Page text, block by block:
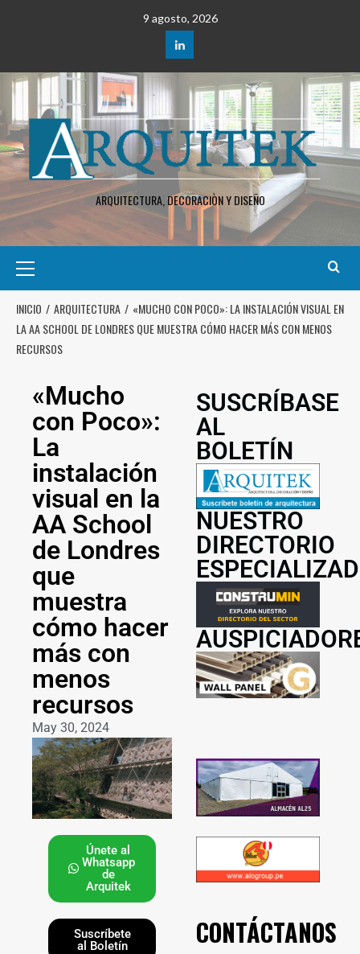
9 agosto, 2026
ARQUITECTURA, DECORACIÒN Y DISEÑO
INICIO ARQUITECTURA
«MUCHO CON POCO»: LA INSTALACIÓN VISUAL EN
LA AA SCHOOL DE LONDRES QUE MUESTRA CÓMO HACER MÁS CON MENOS
RECURSOS
«Mucho
con Poco»:
La
instalación
visual en la
AA School
de Londres
que
muestra
cómo hacer
más con
menos
recursos
May 30, 2024
Únete al
Whatsapp
de
Arquitek
Suscríbete
al Boletín
SUSCRÍBASE
AL
BOLETÍN
NUESTRO
DIRECTORIO
CONTÁCTANOS